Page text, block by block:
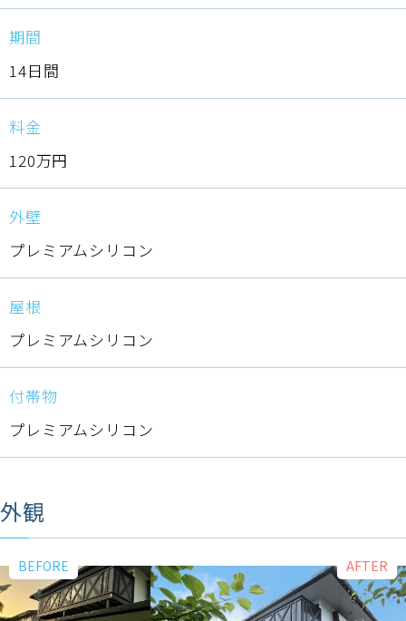
期間
14日間
料金
120万円
外壁
プレミアムシリコン
屋根
プレミアムシリコン
付帯物
プレミアムシリコン
外観